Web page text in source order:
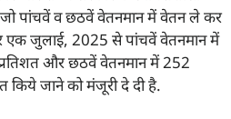
जो पांचवें व छठवें वेतनमान में वेतन ले कर
एक जुलाई, 2025 से पांचवें वेतनमान में
और छठवें वेतनमान में 252
किये जाने को मंजूरी दे दी है.